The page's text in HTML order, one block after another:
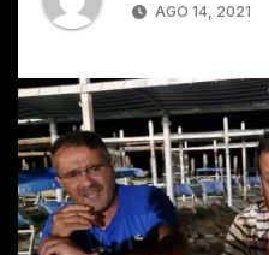
AGO 14, 2021